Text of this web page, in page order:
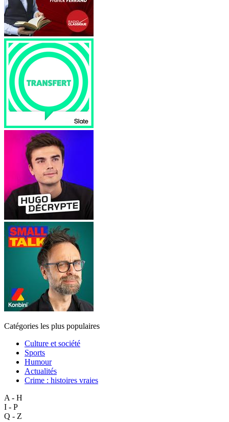
Catégories les plus populaires
Culture et société
Sports
Humour
Actualités
Crime : histoires vraies
A - H
I - P
Q - Z